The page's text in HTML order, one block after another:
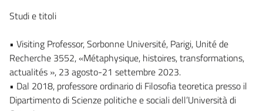
Studi e titoli
• Visiting Professor, Sorbonne Université, Parigi, Unité de
Recherche 3552, «Métaphysique, histoires, transformations,
actualités », 23 agosto-21 settembre 2023.
• Dal 2018, professore ordinario di Filosofia teoretica presso il
Dipartimento di Scienze politiche e sociali dell’Università di